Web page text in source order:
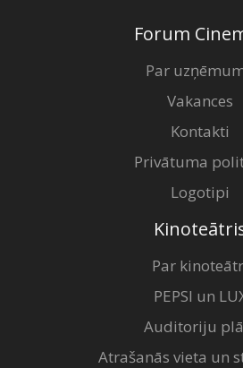
Forum
Par
Vakances
Kontakti
Privātuma
Logotipi
Par
PEPSI un
Auditoriju
Atrašanās vieta un